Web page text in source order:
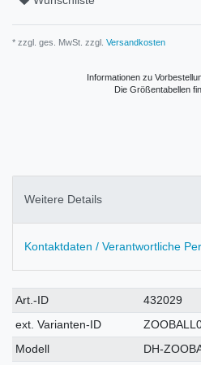
* zzgl. ges. MwSt. zzgl. Versandkosten
Informationen zu
Die Größentabellen
Weitere Details
Kontaktdaten / Verantwortliche
Technisches
Merkmal
Wert
Art.-ID
432029
ext. Varianten-ID
Modell
DH-